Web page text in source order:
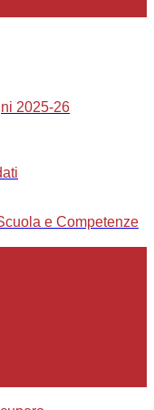
2025-26
e Competenze